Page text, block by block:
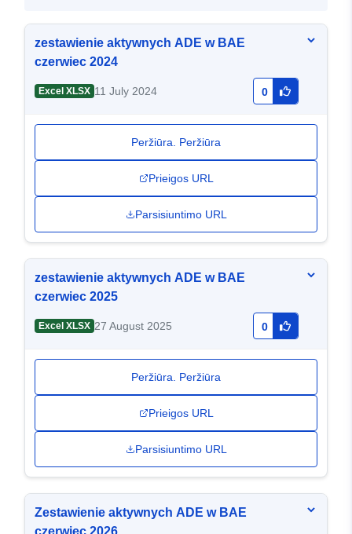
zestawienie aktywnych ADE w BAE
czerwiec 2024
Excel XLSX 11 July 2024 0
Peržiūra. Peržiūra
Prieigos URL
Parsisiuntimo URL
zestawienie aktywnych ADE w BAE
czerwiec 2025
Excel XLSX 27 August 2025 0
Peržiūra. Peržiūra
Prieigos URL
Parsisiuntimo URL
Zestawienie aktywnych ADE w BAE